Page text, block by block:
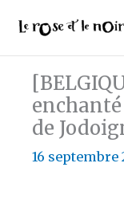
contenu
de
16 septembre